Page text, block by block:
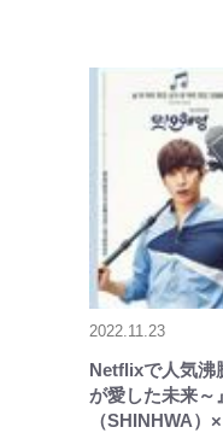
2022.11.23
Netflixで人気沸
が愛した未来～
（SHINHWA